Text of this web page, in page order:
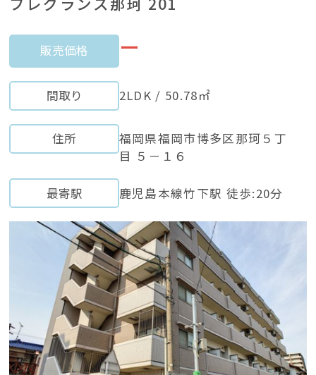
販売価格 ー
間取り 2LDK / 50.78㎡
住所
福岡県福岡市博多区那珂５丁
目 ５－１６
最寄駅 鹿児島本線竹下駅 徒歩:20分